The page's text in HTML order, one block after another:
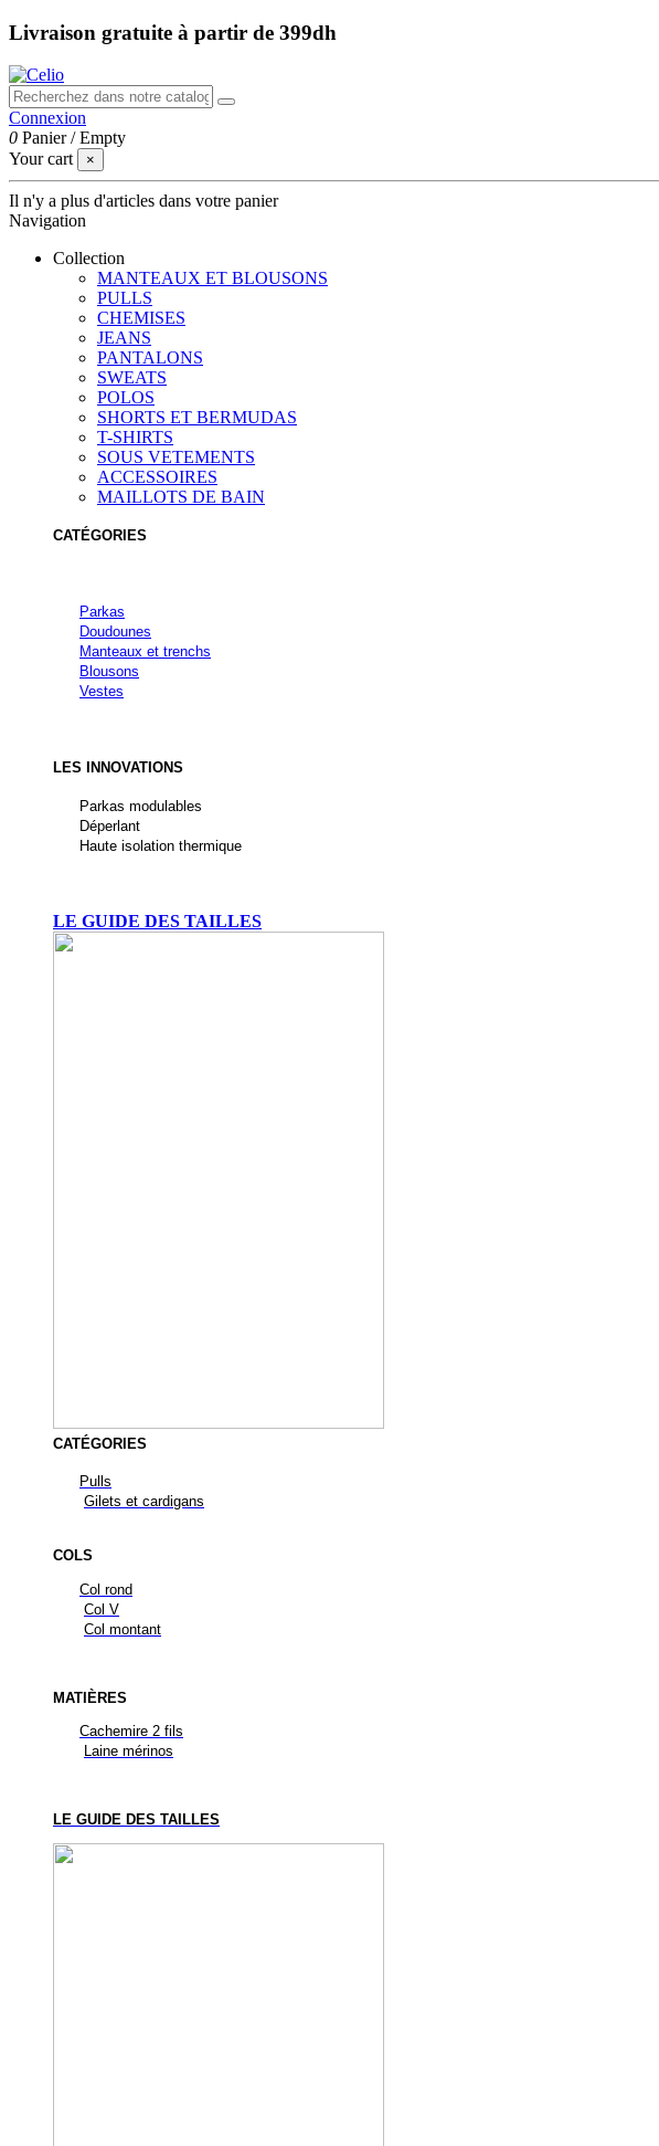
Livraison gratuite à partir de 399dh
Connexion
0 Panier /Empty
Your cart
×
Il n'y a plus d'articles dans votre panier
Navigation
Collection
MANTEAUX ET BLOUSONS
PULLS
CHEMISES
JEANS
PANTALONS
SWEATS
POLOS
SHORTS ET BERMUDAS
T-SHIRTS
SOUS VETEMENTS
ACCESSOIRES
MAILLOTS DE BAIN
CATÉGORIES
Parkas
Doudounes
Manteaux et trenchs
Blousons
Vestes
LES INNOVATIONS
Parkas modulables
Déperlant
Haute isolation thermique
LE GUIDE DES TAILLES
CATÉGORIES
Pulls
Gilets et cardigans
COLS
Col rond
Col V
Col montant
MATIÈRES
Cachemire 2 fils
Laine mérinos
LE GUIDE DES TAILLES